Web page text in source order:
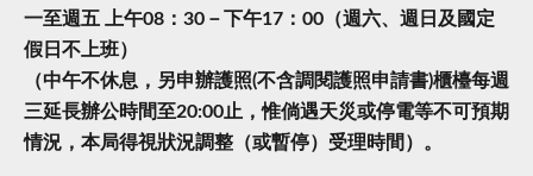
一至週五 上午08：30－下午17：00（週六、週日及國定
假日不上班）
（中午不休息，另申辦護照(不含調閱護照申請書)櫃檯每週
三延長辦公時間至20:00止，惟倘遇天災或停電等不可預期
情況，本局得視狀況調整（或暫停）受理時間）。